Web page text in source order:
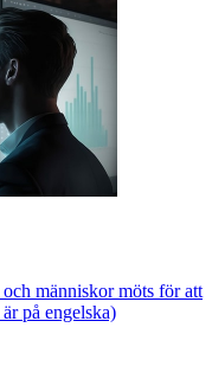
människor möts för att
på engelska)